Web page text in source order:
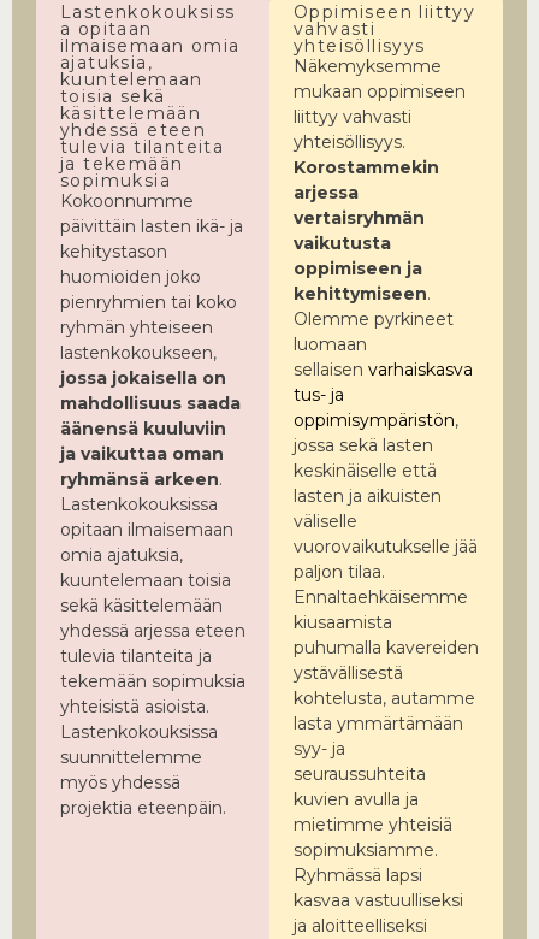
Lastenkokouksiss
a opitaan
ilmaisemaan omia
ajatuksia,
kuuntelemaan
toisia sekä
käsittelemään
yhdessä eteen
tulevia tilanteita
ja tekemään
sopimuksia
Kokoonnumme
päivittäin lasten ikä- ja
kehitystason
huomioiden joko
pienryhmien tai koko
ryhmän yhteiseen
lastenkokoukseen,
jossa jokaisella on
mahdollisuus saada
äänensä kuuluviin
ja vaikuttaa oman
ryhmänsä arkeen.
Lastenkokouksissa
opitaan ilmaisemaan
omia ajatuksia,
kuuntelemaan toisia
sekä käsittelemään
yhdessä arjessa eteen
tulevia tilanteita ja
tekemään sopimuksia
yhteisistä asioista.
Lastenkokouksissa
suunnittelemme
myös yhdessä
projektia eteenpäin.
Oppimiseen liittyy
vahvasti
yhteisöllisyys
Näkemyksemme
mukaan oppimiseen
liittyy vahvasti
yhteisöllisyys.
Korostammekin
arjessa
vertaisryhmän
vaikutusta
oppimiseen ja
kehittymiseen.
Olemme pyrkineet
luomaan
sellaisen varhaiskasva
tus- ja
oppimisympäristön,
jossa sekä lasten
keskinäiselle että
lasten ja aikuisten
väliselle
vuorovaikutukselle jää
paljon tilaa.
Ennaltaehkäisemme
kiusaamista
puhumalla kavereiden
ystävällisestä
kohtelusta, autamme
lasta ymmärtämään
syy- ja
seuraussuhteita
kuvien avulla ja
mietimme yhteisiä
sopimuksiamme.
Ryhmässä lapsi
kasvaa vastuulliseksi
ja aloitteelliseksi